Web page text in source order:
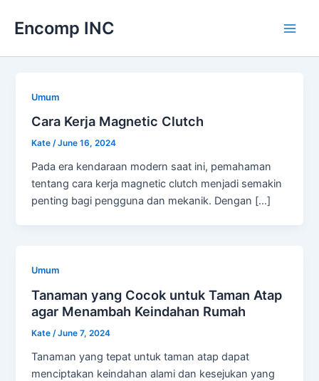
Encomp INC
Umum
Cara Kerja Magnetic Clutch
Kate/June 16, 2024
Pada era kendaraan modern saat ini, pemahaman
tentang cara kerja magnetic clutch menjadi semakin
penting bagi pengguna dan mekanik. Dengan […]
Umum
Tanaman yang Cocok untuk Taman Atap
agar Menambah Keindahan Rumah
Kate /June 7, 2024
Tanaman yang tepat untuk taman atap dapat
menciptakan keindahan alami dan kesejukan yang